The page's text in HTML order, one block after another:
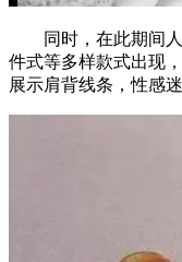
同时，在此期间人
件式等多样款式出现
展示肩背线条，性感